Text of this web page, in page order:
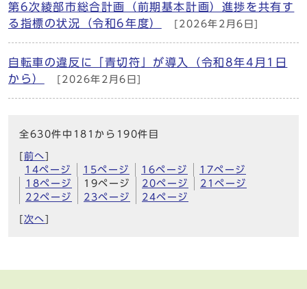
第6次綾部市総合計画（前期基本計画）進捗を共有す
る指標の状況（令和6年度）
[2026年2月6日]
自転車の違反に「青切符」が導入（令和8年4月1日
から）
[2026年2月6日]
全630件中181から190件目
前へ
14ページ
15ページ 16ページ
17ページ
18ページ
19ページ 20ページ
21ページ
22ページ
23ページ 24ページ
次へ